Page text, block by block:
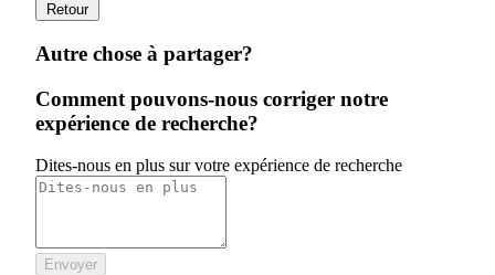
Retour
Autre chose à partager?
Comment pouvons-nous corriger notre
expérience de recherche?
Dites-nous en plus sur votre expérience de recherche
Envoyer